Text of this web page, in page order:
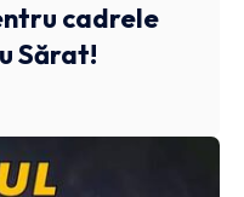
cadrele
Sărat!